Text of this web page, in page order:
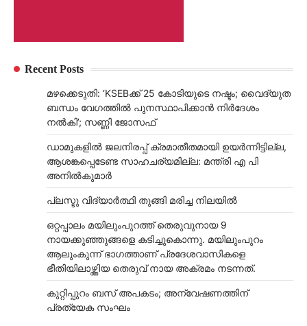
Recent Posts
മഴക്കെടുതി: ‘KSEBക്ക് 25 കോടിയുടെ നഷ്ടം; വൈദ്യുത
ബന്ധം വേഗത്തിൽ പുനസ്ഥാപിക്കാൻ നിർ​ദേശം
നൽകി’; സണ്ണി ജോസഫ്
ഡാമുകളില്‍ ജലനിരപ്പ് ക്രമാതീതമായി ഉയര്‍ന്നിട്ടില്ല,
ആശങ്കപ്പെടേണ്ട സാഹചര്യമില്ല: മന്ത്രി എ പി
അനില്‍കുമാര്‍
പ്ലസ്ടു വിദ്യാർത്ഥി തുങ്ങി മരിച്ച നിലയിൽ
ഒറ്റപ്പാലം മയിലുംപുറത്ത് തെരുവുനായ 9
നായക്കുഞ്ഞുങ്ങളെ കടിച്ചുകൊന്നു. മയിലുംപുറം
ആലുംകുന്ന് ഭാഗത്താണ് പ്രദേശവാസികളെ
ഭീതിയിലാഴ്ത്തിയ തെരുവ് നായ അക്രമം നടന്നത്.
കുറ്റിപ്പുറം ബസ് അപകടം; അന്വേഷണത്തിന്
പ്രത്യേക സംഘം